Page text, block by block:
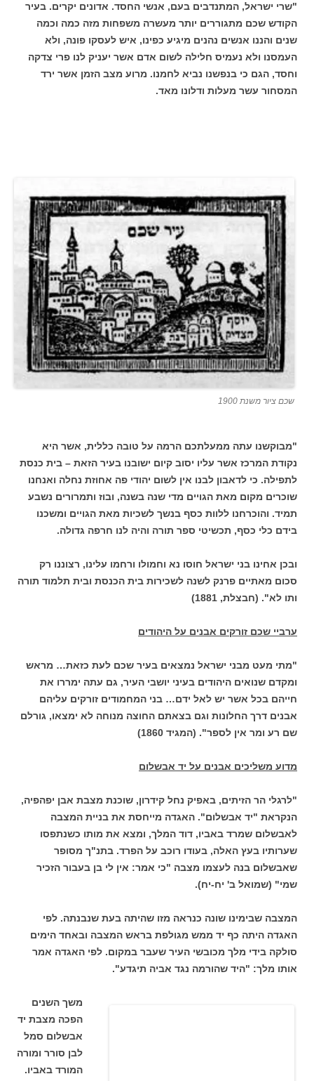
"שרי ישראל, המתנדבים בעם, אנשי החסד. אדונים יקרים. בעיר
הקודש שכם מתגוררים יותר מעשרה משפחות מזה כמה וכמה
שנים והננו אנשים נהנים מיגיע כפינו, איש לעסקו פונה, ולא
העמסנו ולא נעמיס חלילה לשום אדם אשר יעניק לנו פרי צדקה
וחסד, הגם כי בנפשנו נביא לחמנו. מרוע מצב הזמן אשר ירד
המסחור עשר מעלות ודלונו מאד.
שכם ציור משנת 1900
"מבוקשנו עתה ממעלתכם הרמה על טובה כללית, אשר היא
נקודת המרכז אשר עליו יסוב קיום ישובנו בעיר הזאת – בית כנסת
לתפילה. כי לדאבון לבנו אין לשום יהודי פה אחוזת נחלה ואנחנו
שוכרים מקום מאת הגויים מדי שנה בשנה, ובוז ותמרורים נשבע
תמיד. והוכרחנו ללוות כסף בנשך לשכיות מאת הגויים ומשכנו
בידם כלי כסף, תכשיטי ספר תורה והיה לנו חרפה גדולה.
ובכן אחינו בני ישראל חוסו נא וחמולו ורחמו עלינו, רצוננו רק
סכום מאתיים פרנק לשנה לשכירות בית הכנסת ובית תלמוד תורה
ותו לא". (חבצלת, 1881)
ערביי שכם זורקים אבנים על היהודים
"מתי מעט מבני ישראל נמצאים בעיר שכם לעת כזאת… מראש
ומקדם שנואים היהודים בעיני יושבי העיר, גם עתה ימררו את
חייהם בכל אשר יש לאל ידם… בני המחמודים זורקים עליהם
אבנים דרך החלונות וגם בצאתם החוצה מנוחה לא ימצאו, גורלם
שם רע ומר אין לספר". (המגיד 1860)
מדוע משליכים אבנים על יד אבשלום
"לרגלי הר הזיתים, באפיק נחל קידרון, שוכנת מצבת אבן יפהפיה,
הנקראת "יד אבשלום". האגדה מייחסת את בניית המצבה
לאבשלום שמרד באביו, דוד המלך, ומצא את מותו כשנתפסו
שערותיו בעץ האלה, בעודו רוכב על הפרד. בתנ"ך מסופר
שאבשלום בנה לעצמו מצבה "כי אמר: אין לי בן בעבור הזכיר
שמי" (שמואל ב' יח-יח).
המצבה שבימינו שונה כנראה מזו שהיתה בעת שנבנתה. לפי
האגדה היתה כף יד ממש מגולפת בראש המצבה ובאחד הימים
סולקה בידי מלך מכובשי העיר שעבר במקום. לפי האגדה אמר
אותו מלך: "היד שהורמה נגד אביה תיגדע".
משך השנים
הפכה מצבת יד
אבשלום סמל
לבן סורר ומורה
המורד באביו.